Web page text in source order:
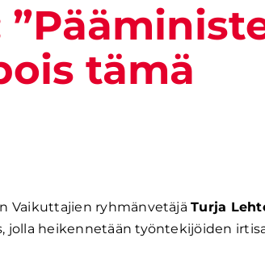
tämä
Vaikuttajien ryhmänvetäjäTurja
jolla heikennetään työntekijöiden